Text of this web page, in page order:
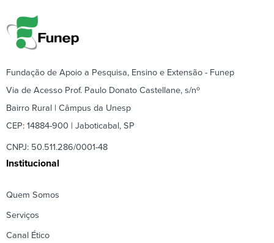
Fundação de Apoio a Pesquisa, Ensino e Extensão - Funep
Via de Acesso Prof. Paulo Donato Castellane, s/nº
Bairro Rural | Câmpus da Unesp
CEP: 14884-900 | Jaboticabal, SP
CNPJ: 50.511.286/0001-48
Institucional
Quem Somos
Serviços
Canal Ético